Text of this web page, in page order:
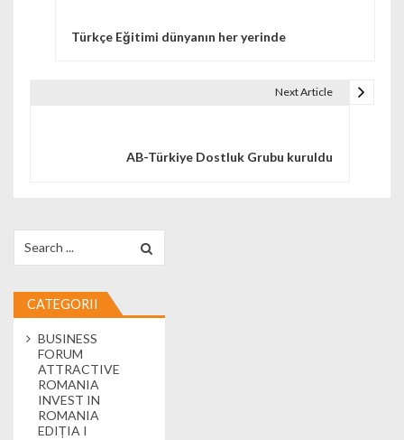
Türkçe Eğitimi dünyanın her yerinde
Next Article
AB-Türkiye Dostluk Grubu kuruldu
CATEGORII
BUSINESS
FORUM
ATTRACTIVE
ROMANIA
INVEST IN
ROMANIA
EDIȚIA I